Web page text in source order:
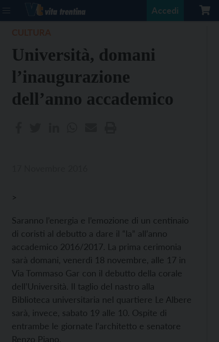
Accedi
Università, domani
l’inaugurazione
dell’anno accademico
>
Saranno l’energia e l’emozione di un centinaio
di coristi al debutto a dare il “la” all’anno
accademico 2016/2017. La prima cerimonia
sarà domani, venerdì 18 novembre, alle 17 in
Via Tommaso Gar con il debutto della corale
dell’Università. Il taglio del nastro alla
Biblioteca universitaria nel quartiere Le Albere
sarà, invece, sabato 19 alle 10. Ospite di
entrambe le giornate l’architetto e senatore
Renzo Piano.